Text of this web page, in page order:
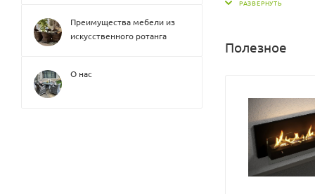
Глубина: 350 мм
Высота: 700 мм
Линия огня: 600 мм
Материал: Сталь
Полезное
Преимущества мебели из
искусственного ротанга
О нас